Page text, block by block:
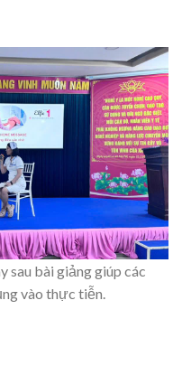
sau bài giảng giúp các
vào thực tiễn.